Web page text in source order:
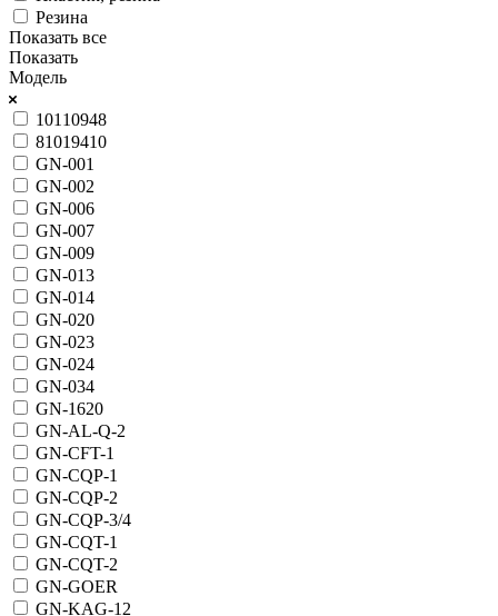
Резина
Показать все
Показать
Модель
10110948
81019410
GN-001
GN-002
GN-006
GN-007
GN-009
GN-013
GN-014
GN-020
GN-023
GN-024
GN-034
GN-1620
GN-AL-Q-2
GN-CFT-1
GN-CQP-1
GN-CQP-2
GN-CQP-3/4
GN-CQT-1
GN-CQT-2
GN-GOER
GN-KAG-12